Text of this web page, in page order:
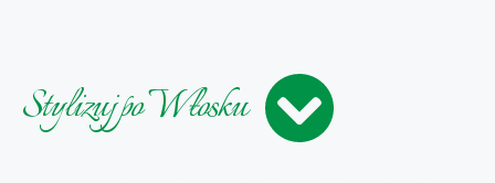
Stylizuj po Włosku